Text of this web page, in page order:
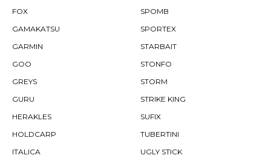
FOX
GAMAKATSU
GARMIN
GOO
GREYS
GURU
HERAKLES
HOLDCARP
ITALICA
SPOMB
SPORTEX
STARBAIT
STONFO
STORM
STRIKE KING
SUFIX
TUBERTINI
UGLY STICK